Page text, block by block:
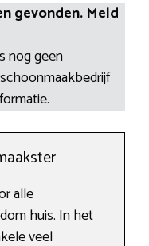
gevonden. Meld
nog geen
alle
huis. In het
veel